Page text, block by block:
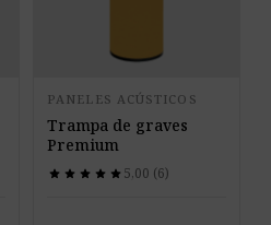
PANELES ACÚSTICOS
Trampa de graves
Premium
star star star star star
star star star star star 5,00 (6)